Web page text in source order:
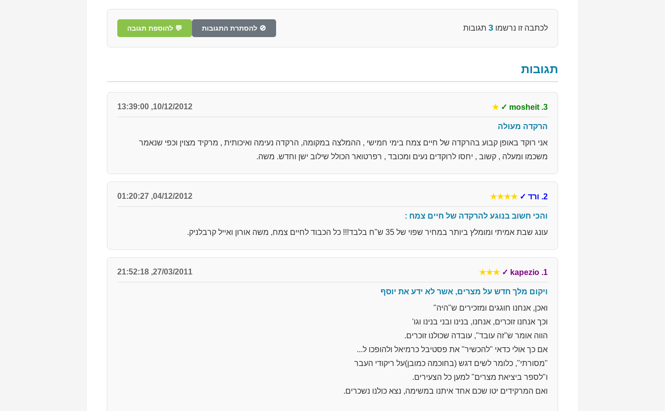
לכתבה זו נרשמו 3 תגובות 🚫 להסתרת התגובות 💬 להוספת תגובה
תגובות
3. mosheit
✓
★
10/12/2012, 13:39:00
הרקדה מעולה
אני רוקד באופן קבוע בהרקדה של חיים צמח בימי חמישי , ההמלצה במקומה, הרקדה נעימה ואיכותית , מרקיד מצוין וכפי שנאמר
משכמו ומעלה , קשוב , יחסו לרוקדים נעים ומכובד , רפרטואר הכולל שילוב ישן וחדש. משה.
2. ורד ✓
★★★★
04/12/2012, 01:20:27
והכי חשוב בנוגע להרקדה של חיים צמח :
עונג שבת אמיתי ומומלץ ביותר במחיר שפוי של 35 ש"ח בלבד!!! כל הכבוד לחיים צמח, משה אורון ואייל קרבלניק.
1. kapezio
✓
★★★
27/03/2011, 21:52:18
ויקום מלך חדש על מצרים, אשר לא ידע את יוסף
ואכן, אנחנו חוגגים ומזכירים ש"היה"
וכך אנחנו זוכרים, אנחנו, בנינו ובני בנינו וגו'
הווה אומר ש"זה עובד", עובדה שכולנו זוכרים.
אם כך אולי כדאי "להכשיר" את פסטיבל כרמיאל ולהופכו ל...
"מסורתי", כלומר לשים דגש (בחוכמה כמובן)על ריקודי העבר
ו"לספר ביציאת מצרים" למען כל הצעירים.
ואם המרקידים יטו שכם אחד איתנו במשימה, נצא כולנו נשכרים.